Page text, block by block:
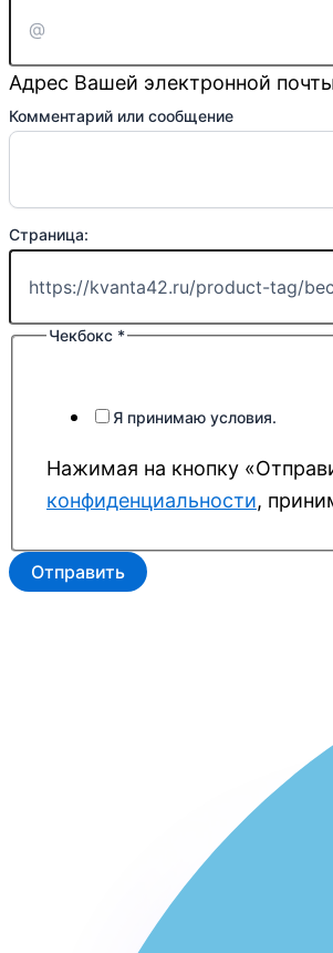
Адрес Вашей электронной
Комментарий или сообщение
Страница:
Чекбокс *
Я принимаю условия.
Нажимая на кнопку
конфиденциальности,
Отправить